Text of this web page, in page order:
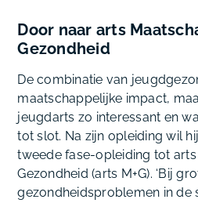
Door naar arts
Gezondheid
De combinatie van
maatschappelijke impact,
jeugdarts zo interessant en
tot slot. Na zijn opleiding wil
tweede fase-opleiding tot arts
Gezondheid (arts M+G). ‘Bij
gezondheidsproblemen in de